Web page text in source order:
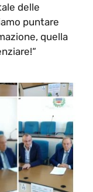
delle
puntare
quella